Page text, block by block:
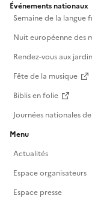
Événements nationaux
Semaine de la langue
Nuit européenne des
Rendez-vous aux
Fête de la musique
Biblis en folie
Journées nationales
Menu
Actualités
Espace organisateurs
Espace presse